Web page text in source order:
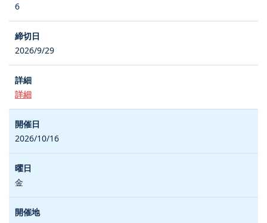
6
2026/9/29
詳細
2026/10/16
金